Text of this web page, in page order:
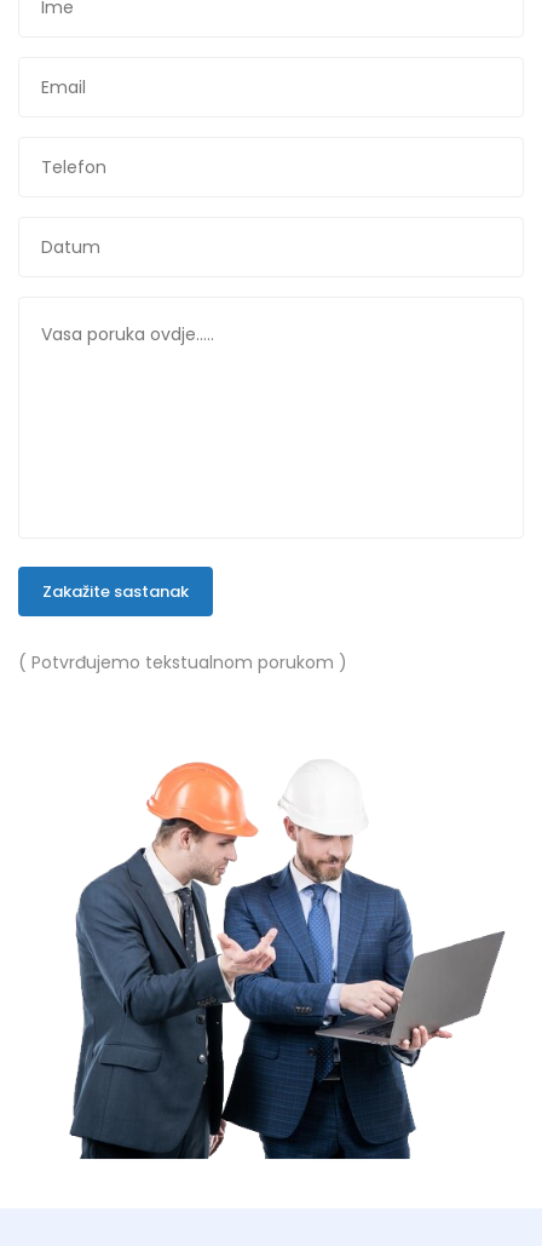
Zakažite sastanak
( Potvrđujemo tekstualnom porukom )